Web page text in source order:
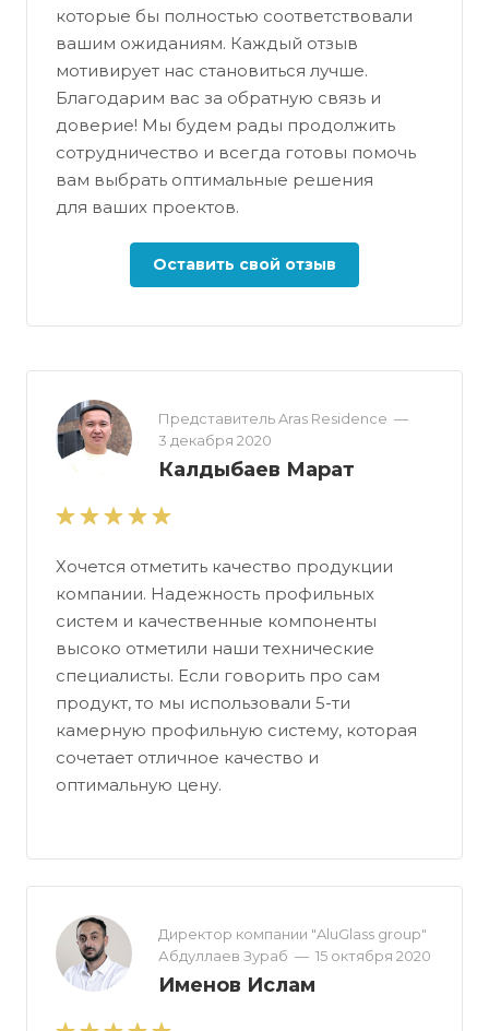
которые бы полностью соответствовали
вашим ожиданиям. Каждый отзыв
мотивирует нас становиться лучше.
Благодарим вас за обратную связь и
доверие! Мы будем рады продолжить
сотрудничество и всегда готовы помочь
вам выбрать оптимальные решения
для ваших проектов.
Оставить свой отзыв
Представитель Aras Residence —
3 декабря 2020
Калдыбаев Марат
Хочется отметить качество продукции
компании. Надежность профильных
систем и качественные компоненты
высоко отметили наши технические
специалисты. Если говорить про сам
продукт, то мы использовали 5-ти
камерную профильную систему, которая
сочетает отличное качество и
оптимальную цену.
Директор компании "AluGlass group"
Абдуллаев Зураб — 15 октября 2020
Именов Ислам